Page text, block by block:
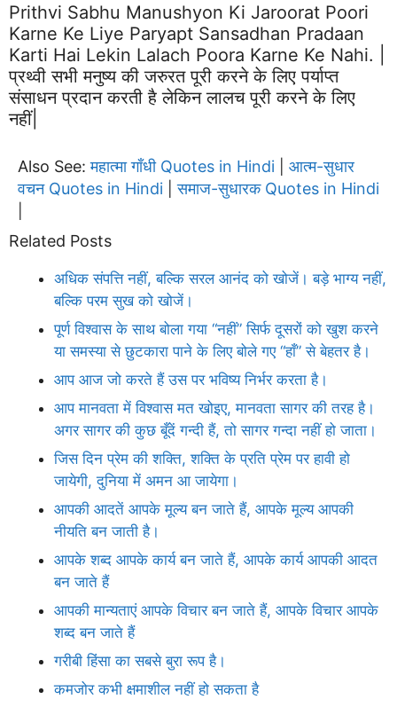
Prithvi Sabhu Manushyon Ki Jaroorat Poori
Karne Ke Liye Paryapt Sansadhan Pradaan
Karti Hai Lekin Lalach Poora Karne Ke Nahi. |
प्रथ्वी सभी मनुष्य की जरुरत पूरी करने के लिए पर्याप्त
संसाधन प्रदान करती है लेकिन लालच पूरी करने के लिए
नहीं|
Also See:महात्मा गाँधी Quotes in Hindi
आत्म-सुधार
वचन Quotes in Hindi |समाज-सुधारक Quotes in Hindi
Related Posts
अधिक संपत्ति नहीं, बल्कि सरल आनंद को खोजें। बड़े भाग्य नहीं,
बल्कि परम सुख को खोजें।
पूर्ण विश्वास के साथ बोला गया “नहीं” सिर्फ दूसरों को खुश करने
या समस्या से छुटकारा पाने के लिए बोले गए “हाँ” से बेहतर है।
आप आज जो करते हैं उस पर भविष्य निर्भर करता है।
आप मानवता में विश्वास मत खोइए, मानवता सागर की तरह है।
अगर सागर की कुछ बूँदें गन्दी हैं, तो सागर गन्दा नहीं हो जाता।
जिस दिन प्रेम की शक्ति, शक्ति के प्रति प्रेम पर हावी हो
जायेगी, दुनिया में अमन आ जायेगा।
आपकी आदतें आपके मूल्य बन जाते हैं, आपके मूल्य आपकी
नीयति बन जाती है।
आपके शब्द आपके कार्य बन जाते हैं, आपके कार्य आपकी आदत
बन जाते हैं
आपकी मान्यताएं आपके विचार बन जाते हैं, आपके विचार आपके
शब्द बन जाते हैं
गरीबी हिंसा का सबसे बुरा रूप है।
कमजोर कभी क्षमाशील नहीं हो सकता है